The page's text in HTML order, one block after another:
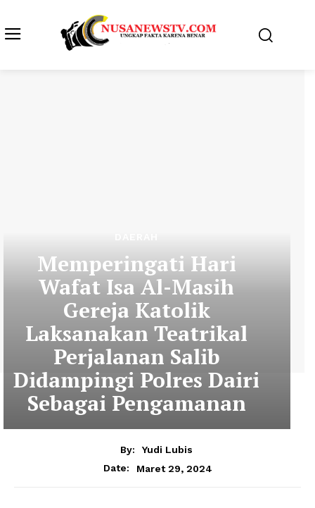
Memperingati Hari
Wafat Isa Al-Masih
Gereja Katolik
Laksanakan Teatrikal
Perjalanan Salib
Didampingi Polres Dairi
Sebagai Pengamanan
By:
Yudi Lubis
Date:
Maret 29, 2024